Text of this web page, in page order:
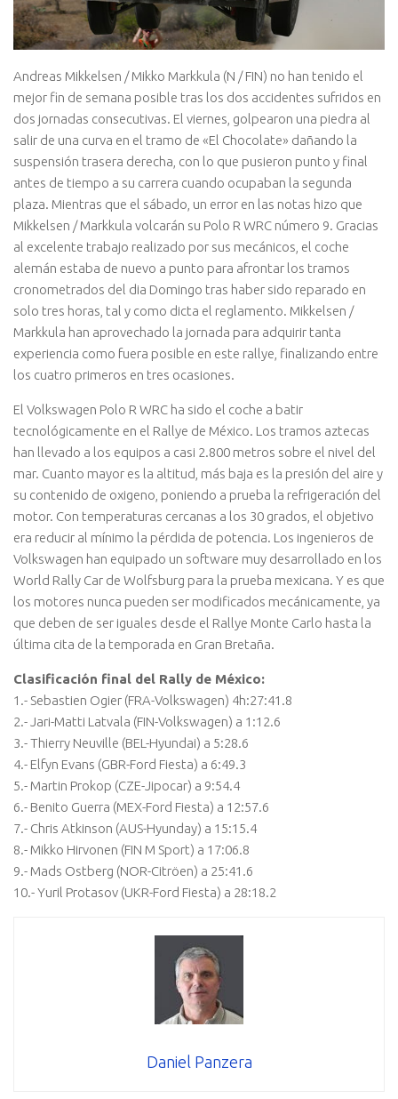
Andreas Mikkelsen / Mikko Markkula (N / FIN) no han tenido el
mejor fin de semana posible tras los dos accidentes sufridos en
dos jornadas consecutivas. El viernes, golpearon una piedra al
salir de una curva en el tramo de «El Chocolate» dañando la
suspensión trasera derecha, con lo que pusieron punto y final
antes de tiempo a su carrera cuando ocupaban la segunda
plaza. Mientras que el sábado, un error en las notas hizo que
Mikkelsen / Markkula volcarán su Polo R WRC número 9. Gracias
al excelente trabajo realizado por sus mecánicos, el coche
alemán estaba de nuevo a punto para afrontar los tramos
cronometrados del dia Domingo tras haber sido reparado en
solo tres horas, tal y como dicta el reglamento. Mikkelsen /
Markkula han aprovechado la jornada para adquirir tanta
experiencia como fuera posible en este rallye, finalizando entre
los cuatro primeros en tres ocasiones.
El Volkswagen Polo R WRC ha sido el coche a batir
tecnológicamente en el Rallye de México. Los tramos aztecas
han llevado a los equipos a casi 2.800 metros sobre el nivel del
mar. Cuanto mayor es la altitud, más baja es la presión del aire y
su contenido de oxigeno, poniendo a prueba la refrigeración del
motor. Con temperaturas cercanas a los 30 grados, el objetivo
era reducir al mínimo la pérdida de potencia. Los ingenieros de
Volkswagen han equipado un software muy desarrollado en los
World Rally Car de Wolfsburg para la prueba mexicana. Y es que
los motores nunca pueden ser modificados mecánicamente, ya
que deben de ser iguales desde el Rallye Monte Carlo hasta la
última cita de la temporada en Gran Bretaña.
Clasificación final del Rally de México:
1.- Sebastien Ogier (FRA-Volkswagen) 4h:27:41.8
2.- Jari-Matti Latvala (FIN-Volkswagen) a 1:12.6
3.- Thierry Neuville (BEL-Hyundai) a 5:28.6
4.- Elfyn Evans (GBR-Ford Fiesta) a 6:49.3
5.- Martin Prokop (CZE-Jipocar) a 9:54.4
6.- Benito Guerra (MEX-Ford Fiesta) a 12:57.6
7.- Chris Atkinson (AUS-Hyunday) a 15:15.4
8.- Mikko Hirvonen (FIN M Sport) a 17:06.8
9.- Mads Ostberg (NOR-Citröen) a 25:41.6
10.- Yuril Protasov (UKR-Ford Fiesta) a 28:18.2
Daniel Panzera